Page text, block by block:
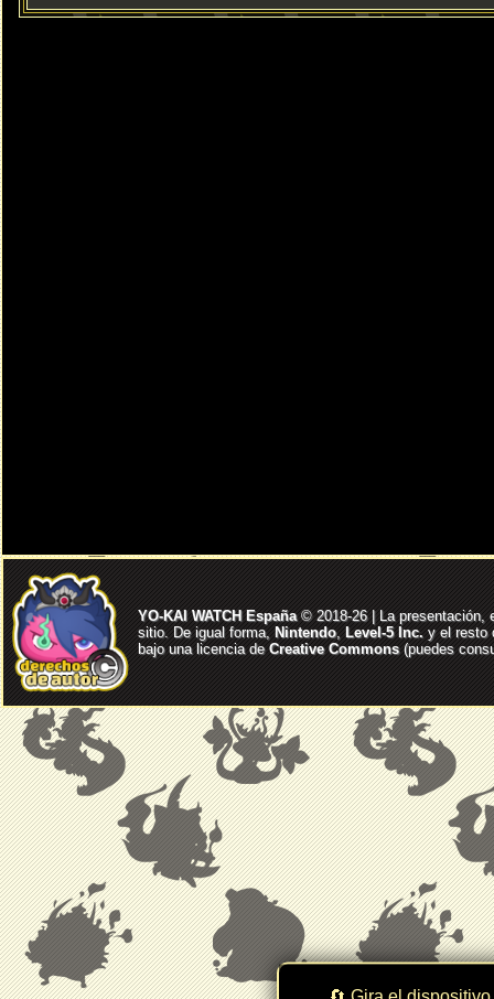
🔄 Gira el
YO-KAI WATCH España© 2018-26 | La presentación,
sitio. De igual forma, Nintendo, Level-5 Inc. y el resto
bajo una licencia deCreative Commons(puedes